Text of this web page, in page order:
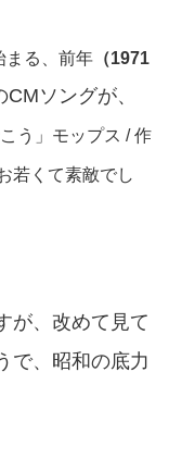
る、前年 （1971
CMソングが、
う」モップス / 作
若くて素敵でし
が、改めて見て
で、昭和の底力